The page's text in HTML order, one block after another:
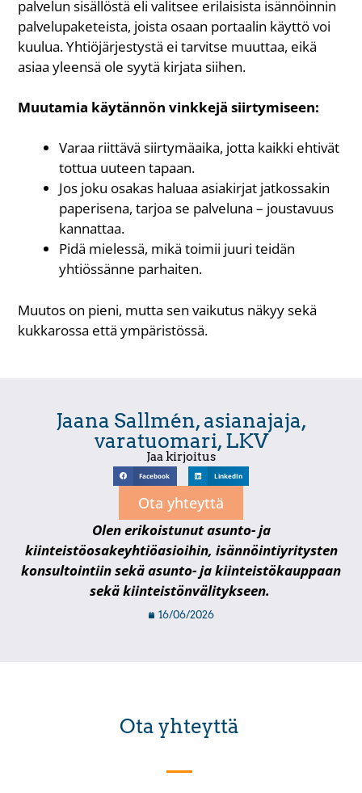
palvelun sisällöstä eli valitsee erilaisista isännöinnin
palvelupaketeista, joista osaan portaalin käyttö voi
kuulua. Yhtiöjärjestystä ei tarvitse muuttaa, eikä
asiaa yleensä ole syytä kirjata siihen.
Muutamia käytännön vinkkejä siirtymiseen:
Varaa riittävä siirtymäaika, jotta kaikki ehtivät
tottua uuteen tapaan.
Jos joku osakas haluaa asiakirjat jatkossakin
paperisena, tarjoa se palveluna – joustavuus
kannattaa.
Pidä mielessä, mikä toimii juuri teidän
yhtiössänne parhaiten.
Muutos on pieni, mutta sen vaikutus näkyy sekä
kukkarossa että ympäristössä.
Jaana Sallmén, asianajaja,
varatuomari, LKV
Jaa kirjoitus
Facebook LinkedIn
Ota yhteyttä
Olen erikoistunut asunto- ja
kiinteistöosakeyhtiöasioihin, isännöintiyritysten
konsultointiin sekä asunto- ja kiinteistökauppaan
sekä kiinteistönvälitykseen.
16/06/2026
Ota yhteyttä